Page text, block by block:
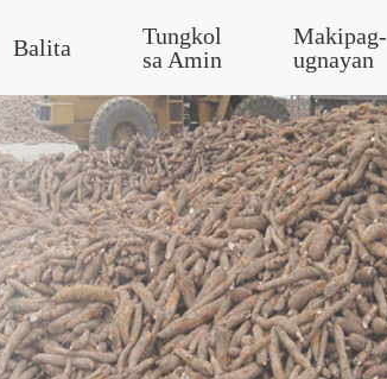
Balita
Tungkol
sa Amin
Makipag-
ugnayan